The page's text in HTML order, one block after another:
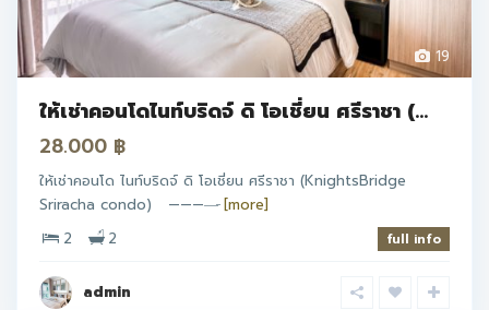
19
ให้เช่าคอนโดไนท์บริดจ์ ดิ โอเชี่ยน ศรีราชา (...
28.000 ฿
ให้เช่าคอนโด ไนท์บริดจ์ ดิ โอเชี่ยน ศรีราชา (KnightsBridge
Sriracha condo) ————̵[more]
2
2 full info
admin